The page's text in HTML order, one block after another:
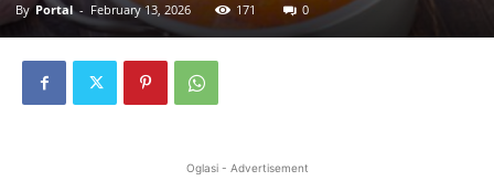
By Portal - February 13, 2026 171 0
Oglasi - Advertisement